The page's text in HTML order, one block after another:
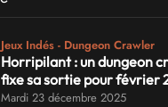
Jeux Indés - Dungeon Crawler
Horripilant : un dungeon
fixe sa sortie pour février
Mardi 23 décembre 2025